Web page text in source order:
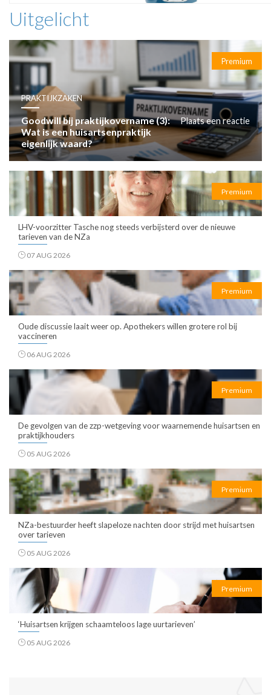
Uitgelicht
Premium
PRAKTIJKZAKEN
Goodwill bij praktijkovername (3):
Wat is een huisartsenpraktijk
eigenlijk waard?
Plaats een reactie
Premium
LHV-voorzitter Tasche nog steeds verbijsterd over de nieuwe
tarieven van de NZa
07 AUG 2026
Premium
Oude discussie laait weer op. Apothekers willen grotere rol bij
vaccineren
06 AUG 2026
Premium
De gevolgen van de zzp-wetgeving voor waarnemende huisartsen en
praktijkhouders
05 AUG 2026
Premium
NZa-bestuurder heeft slapeloze nachten door strijd met huisartsen
over tarieven
05 AUG 2026
Premium
‘Huisartsen krijgen schaamteloos lage uurtarieven’
05 AUG 2026